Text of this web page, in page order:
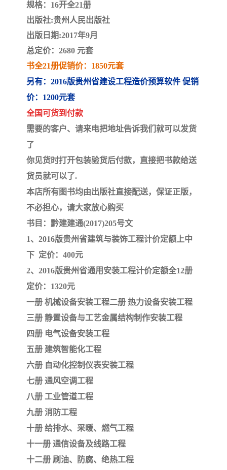
规格：16开全21册
出版社:贵州人民出版社
出版日期:2017年9月
总定价：2680 元套
书全21册促销价：1850元套
另有：2016版贵州省建设工程造价预算软件 促销
价：1200元套
全国可货到付款
需要的客户、请来电把地址告诉我们就可以发货
了
你见货时打开包装验货后付款，直接把书款给送
货员就可以了.
本店所有图书均由出版社直接配送，保证正版，
不必担心，请大家放心购买
书目：黔建建通(2017)205号文
1、2016版贵州省建筑与装饰工程计价定额上中
下 定价：400元
2、2016版贵州省通用安装工程计价定额全12册
定价：1320元
一册 机械设备安装工程二册 热力设备安装工程
三册 静置设备与工艺金属结构制作安装工程
四册 电气设备安装工程
五册 建筑智能化工程
六册 自动化控制仪表安装工程
七册 通风空调工程
八册 工业管道工程
九册 消防工程
十册 给排水、采暖、燃气工程
十一册 通信设备及线路工程
十二册 刷油、防腐、绝热工程
陕西建设工程消耗量定额
贵州水利水电定额
青海省建筑工程消耗量定
20kv及以下配电网工程定
广西建筑安装工程预算定
*考军校教材
依据
海南省建设工程预算定额 浙江省建设工程预算定额
电力工程预算概算定额 重庆市建设工程计价定额
江苏省建设工程计价定额 深圳市建设工程消耗量定
额
四川省清单定额 河南省建设工程预算定额
云南省建设工程预算定额 2020民法典
陕西省水利工程概预算定
冶金工业建设工程概算定 河北省建设工程消耗量定
算定额
广东省水利水电概预算定 全国消耗量工程定额
四川省清单计价定额